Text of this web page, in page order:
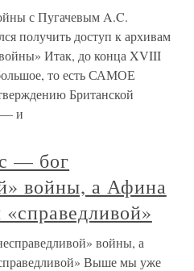
с Пугачевым A.C.
получить доступ к архивам
Итак, до конца XVIII
то есть САМОЕ
Британской
— и
— бог
войны, а Афина
войны, а
Выше мы уже